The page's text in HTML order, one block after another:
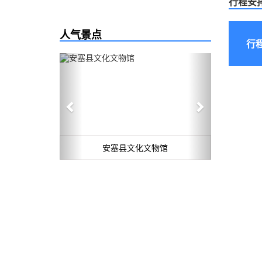
人气景点
安塞县文化文物馆
Previous
行